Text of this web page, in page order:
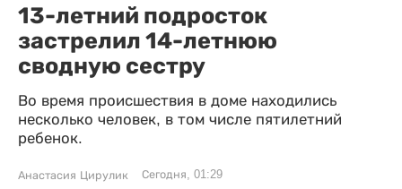
13-летний подросток
застрелил 14-летнюю
сводную сестру
Во время происшествия в доме находились
несколько человек, в том числе пятилетний
ребенок.
Анастасия Цирулик Сегодня, 01:29